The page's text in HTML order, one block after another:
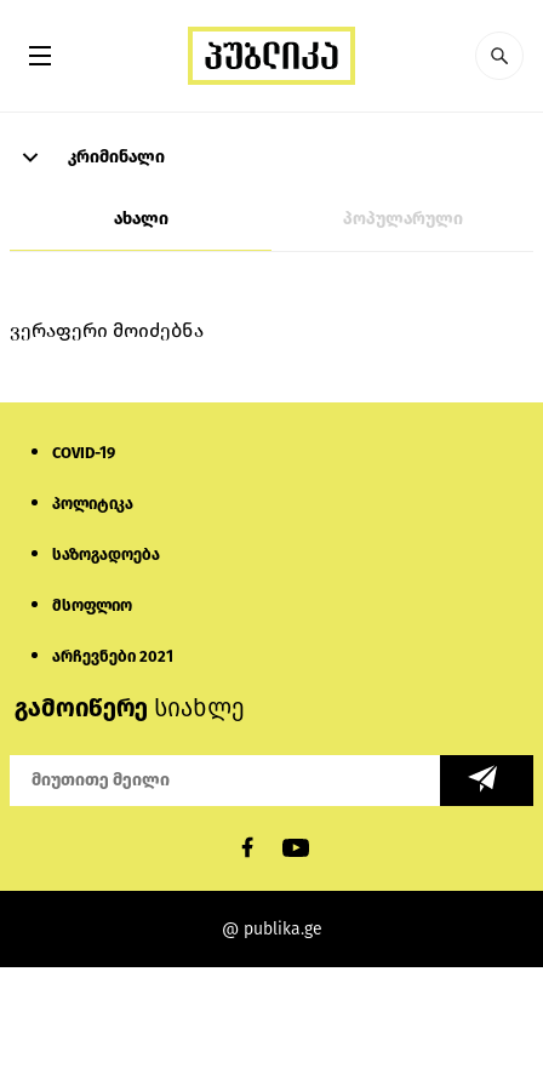
კრიმინალი
ახალი პოპულარული
ვერაფერი მოიძებნა
COVID-19
პოლიტიკა
საზოგადოება
მსოფლიო
არჩევნები 2021
გამოიწერე სიახლე
@ publika.ge